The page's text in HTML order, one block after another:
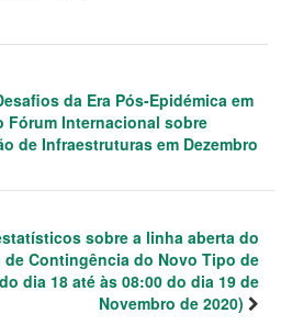
da Era Pós-Epidémica em
Fórum Internacional sobre
de Infraestruturas em Dezembro
sobre a linha aberta do
Contingência do Novo Tipo de
dia 18 até às 08:00 do dia 19 de
Novembro de 2020)